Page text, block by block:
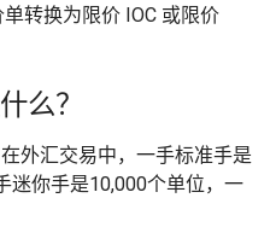
转换为限价 IOC 或限价
么？
外汇交易中，一手标准手是
迷你手是10,000个单位，一